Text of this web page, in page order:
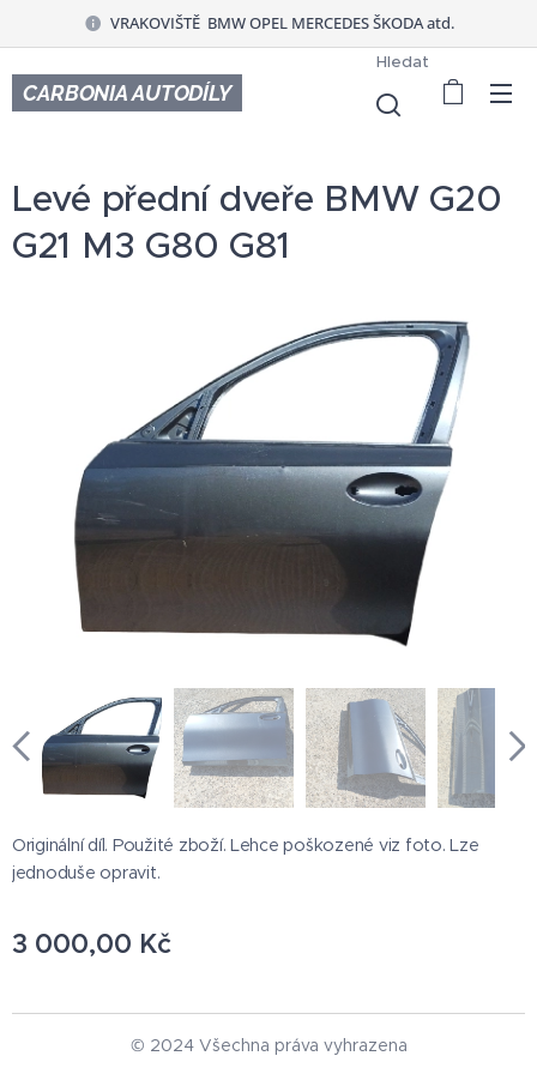
VRAKOVIŠTĚ BMW OPEL MERCEDES ŠKODA atd.
CARBONIA AUTODÍLY
Hledat
Levé přední dveře BMW G20
G21 M3 G80 G81
Originální díl. Použité zboží. Lehce poškozené viz foto. Lze
jednoduše opravit.
3 000,00 Kč
© 2024 Všechna práva vyhrazena